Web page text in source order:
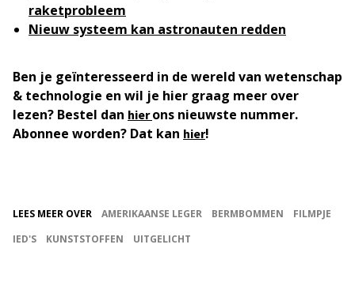
raketprobleem
Nieuw systeem kan astronauten redden
Ben je geïnteresseerd in de wereld van wetenschap
& technologie en wil je hier graag meer over
lezen? Bestel dan hierons nieuwste nummer.
Abonnee worden? Dat kan hier!
LEES MEER OVER AMERIKAANSE LEGER BERMBOMMEN
FILMPJE
IED'S
KUNSTSTOFFEN UITGELICHT